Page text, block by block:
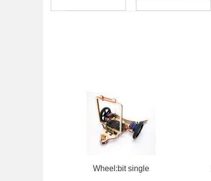
Wheel:bit single